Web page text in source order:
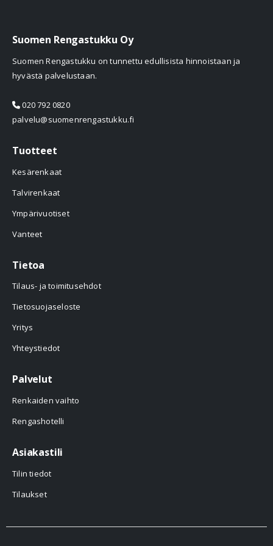
Suomen Rengastukku Oy
Suomen Rengastukku on tunnettu edullisista hinnoistaan ja
hyvästä palvelustaan.
020 792 0820
palvelu@suomenrengastukku.fi
Tuotteet
Kesärenkaat
Talvirenkaat
Ympärivuotiset
Vanteet
Tietoa
Tilaus- ja toimitusehdot
Tietosuojaseloste
Yritys
Yhteystiedot
Palvelut
Renkaiden vaihto
Rengashotelli
Asiakastili
Tilin tiedot
Tilaukset